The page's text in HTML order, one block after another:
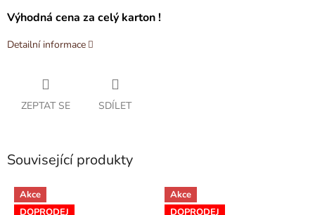
Výhodná cena za celý karton !
Detailní informace
ZEPTAT SE SDÍLET
Související produkty
Akce
DOPRODEJ
Akce
DOPRODEJ